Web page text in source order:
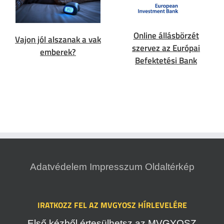
Vajon jól alszanak a vak
emberek?
Online állásbörzét
szervez az Európai
Befektetési Bank
Adatvédelem Impresszum Oldaltérkép
IRATKOZZ FEL AZ MVGYOSZ HÍRLEVELÉRE